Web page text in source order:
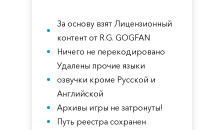
За основу взят Лицензионный
контент от R.G. GOGFAN
Ничего не перекодировано
Удалены прочие языки
озвучки кроме Русской и
Английской
Архивы игры не затронуты!
Путь реестра сохранен